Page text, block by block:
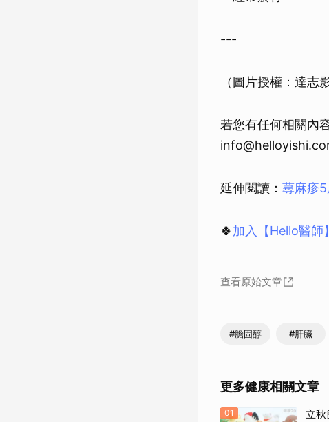
---
（圖片授權：達志
若您有任何相關內
延伸閱讀： 蕁麻疹
🍀加入【Hello醫師
查看原始文章
#膽固醇 #肝臟
更多健康相關文章
01 立